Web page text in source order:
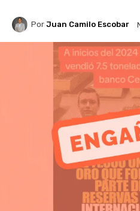
Por Juan Camilo Escobar